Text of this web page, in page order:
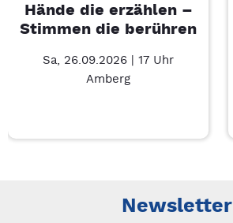
Hände die erzählen –
Stimmen die berühren
Sa, 26.09.2026 | 17 Uhr
Amberg
Newsletter